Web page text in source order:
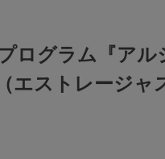
ログラム『アル
エストレージャ